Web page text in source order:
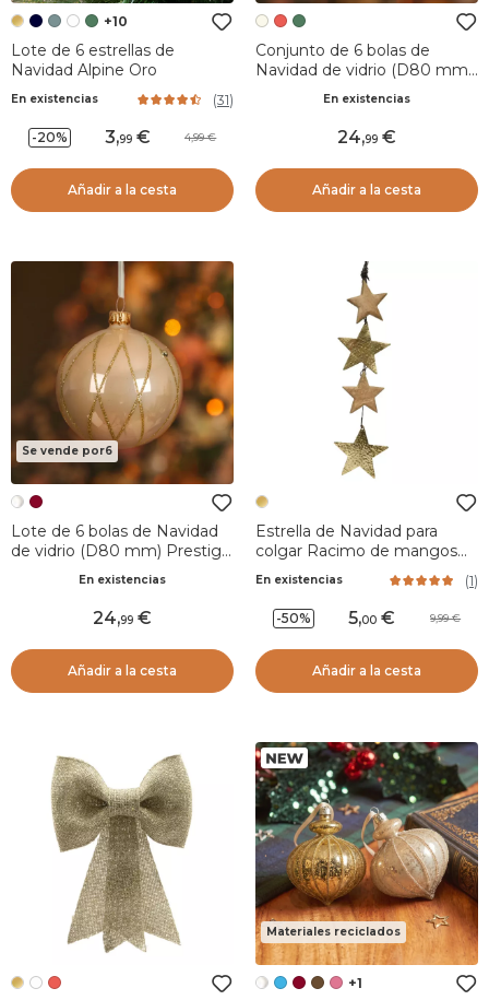
+10
Lote de 6 estrellas de
Navidad Alpine Oro
En existencias (31)
-20% 3,99 4,99
Añadir a la cesta
Conjunto de 6 bolas de
Navidad de vidrio (D80 mm)
Ballotine Blanco Lana
En existencias
24,99
Añadir a la cesta
Se vende por6
Lote de 6 bolas de Navidad
de vidrio (D80 mm) Prestige
En existencias
24,99
Añadir a la cesta
Estrella de Navidad para
colgar Racimo de mangos
Oro
En existencias (1)
-50% 5,00 9,99
Añadir a la cesta
Materiales reciclados
+1